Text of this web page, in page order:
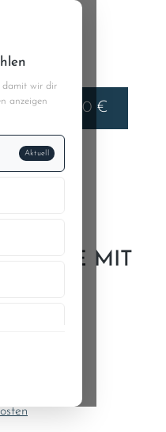
0,00 €
MIT
damit wir dir
anzeigen
Aktuell